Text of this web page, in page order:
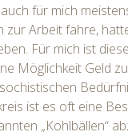
für mich
zur Arbeit fahre,
Für mich ist
Möglichkeit Geld
ist es oft eine
„Kohlbällen“